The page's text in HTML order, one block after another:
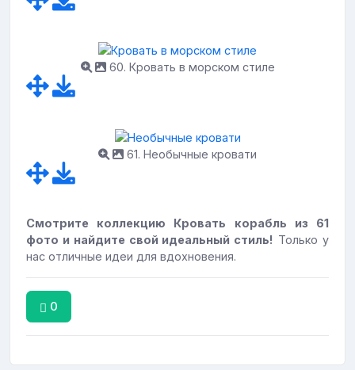
60. Кровать в морском стиле
61. Необычные кровати
Смотрите коллекцию Кровать корабль из 61
фото и найдите свой идеальный стиль! Только у
нас отличные идеи для вдохновения.
0